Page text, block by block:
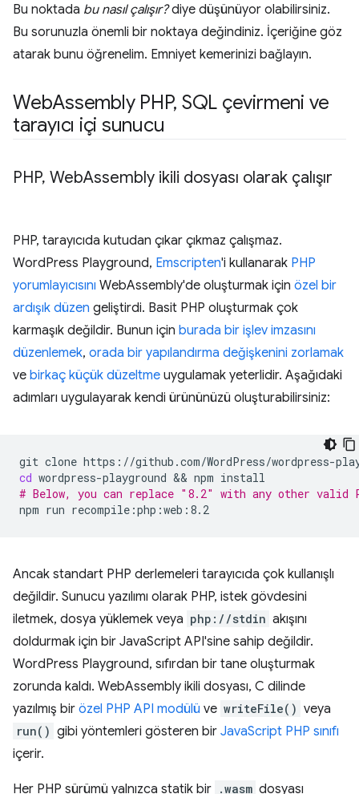
Bu noktada bu nasıl çalışır?diye düşünüyor olabilirsiniz.
Bu sorunuzla önemli bir noktaya değindiniz. İçeriğine göz
atarak bunu öğrenelim. Emniyet kemerinizi bağlayın.
WebAssembly PHP, SQL çevirmeni ve
tarayıcı içi sunucu
PHP, WebAssembly ikili dosyası olarak çalışır
PHP, tarayıcıda kutudan çıkar çıkmaz çalışmaz.
WordPress Playground, Emscripten'i kullanarak PHP
yorumlayıcısını WebAssembly'de oluşturmak için özel bir
ardışık düzen geliştirdi. Basit PHP oluşturmak çok
karmaşık değildir. Bunun için burada bir işlev imzasını
düzenlemek, orada bir yapılandırma değişkenini zorlamak
ve birkaç küçük düzeltme uygulamak yeterlidir. Aşağıdaki
adımları uygulayarak kendi ürününüzü oluşturabilirsiniz:
git clone
cd wordpress-playground && npm
# Below, you can replace "8.2" with any other valid
npm run
Ancak standart PHP derlemeleri tarayıcıda çok kullanışlı
değildir. Sunucu yazılımı olarak PHP, istek gövdesini
iletmek, dosya yüklemek veya php://stdin akışını
doldurmak için bir JavaScript API'sine sahip değildir.
WordPress Playground, sıfırdan bir tane oluşturmak
zorunda kaldı. WebAssembly ikili dosyası, C dilinde
yazılmış bir özel PHP API modülü ve writeFile() veya
run() gibi yöntemleri gösteren bir JavaScript PHP sınıfı
içerir.
Her PHP sürümü yalnızca statik bir .wasm dosyası